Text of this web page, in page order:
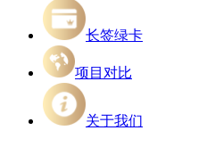
长签绿卡
项目对比
关于我们